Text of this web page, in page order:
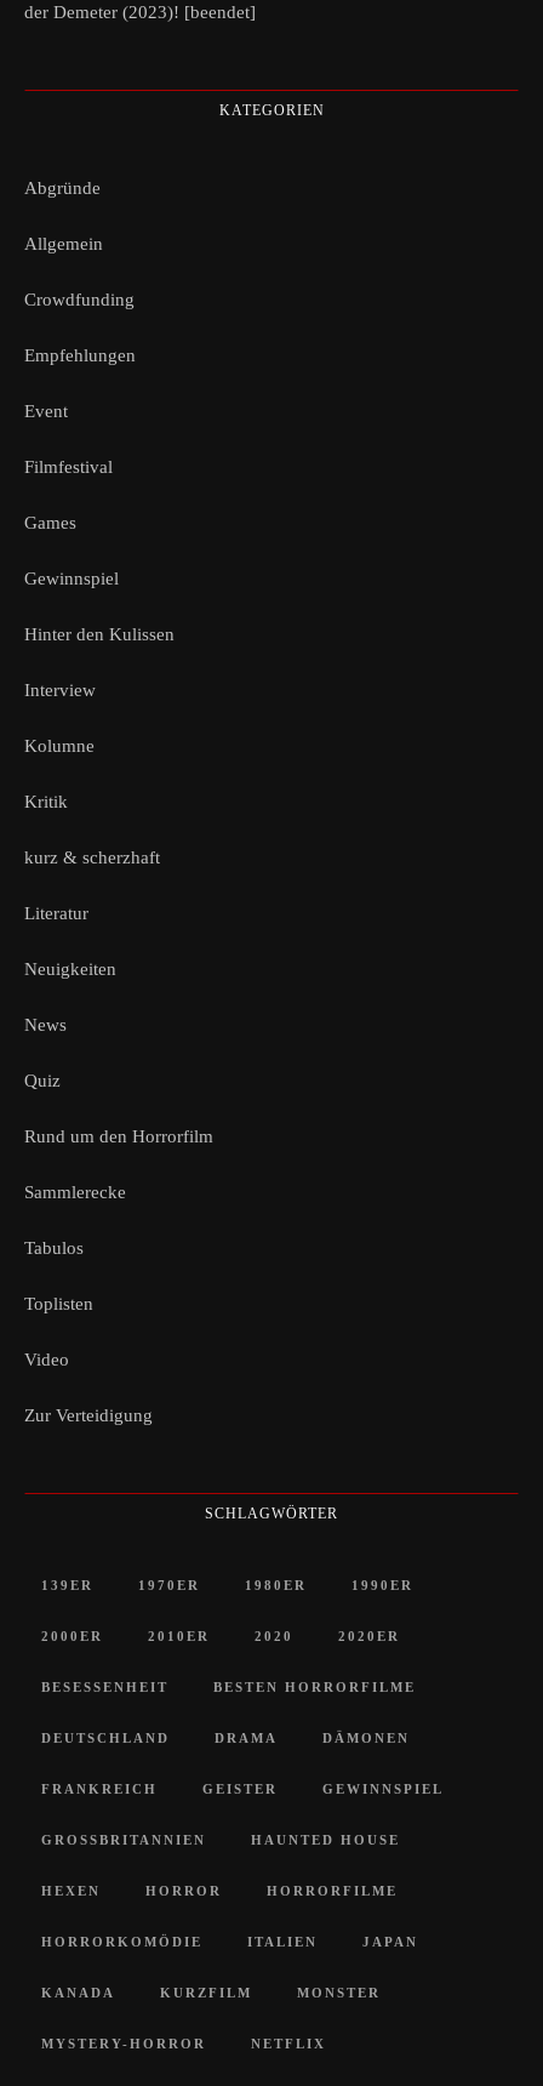
der Demeter (2023)! [beendet]
KATEGORIEN
Abgründe
Allgemein
Crowdfunding
Empfehlungen
Event
Filmfestival
Games
Gewinnspiel
Hinter den Kulissen
Interview
Kolumne
Kritik
kurz & scherzhaft
Literatur
Neuigkeiten
News
Quiz
Rund um den Horrorfilm
Sammlerecke
Tabulos
Toplisten
Video
Zur Verteidigung
SCHLAGWÖRTER
139ER 1970ER 1980ER 1990ER
2000ER 2010ER 2020 2020ER
BESESSENHEIT BESTEN HORRORFILME
DEUTSCHLAND DRAMA DÄMONEN
FRANKREICH GEISTER GEWINNSPIEL
GROSSBRITANNIEN HAUNTED HOUSE
HEXEN HORROR HORRORFILME
HORRORKOMÖDIE ITALIEN JAPAN
KANADA KURZFILM MONSTER
MYSTERY-HORROR NETFLIX